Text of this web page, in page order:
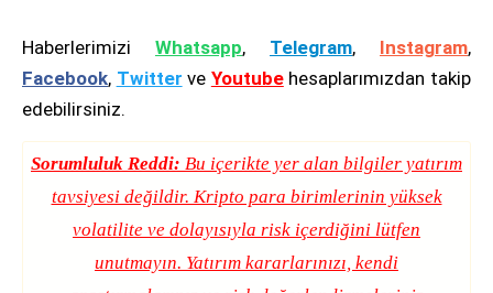
Haberlerimizi Whatsapp, Telegram, Instagram,
Facebook, Twitter ve Youtubehesaplarımızdan takip
edebilirsiniz.
Sorumluluk Reddi: Bu içerikte yer alan bilgiler yatırım
tavsiyesi değildir. Kripto para birimlerinin yüksek
volatilite ve dolayısıyla risk içerdiğini lütfen
unutmayın. Yatırım kararlarınızı, kendi